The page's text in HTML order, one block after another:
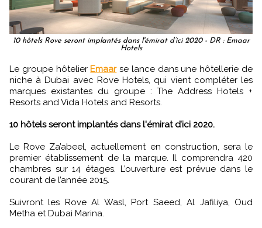
10 hôtels Rove seront implantés dans l'émirat d’ici 2020 - DR : Emaar
Hotels
Le groupe hôtelier Emaarse lance dans une hôtellerie de
niche à Dubai avec Rove Hotels, qui vient compléter les
marques existantes du groupe : The Address Hotels +
Resorts and Vida Hotels and Resorts.
10 hôtels seront implantés dans l'émirat d’ici 2020.
Le Rove Za’abeel, actuellement en construction, sera le
premier établissement de la marque. Il comprendra 420
chambres sur 14 étages. L’ouverture est prévue dans le
courant de l’année 2015.
Suivront les Rove Al Wasl, Port Saeed, Al Jafiliya, Oud
Metha et Dubai Marina.